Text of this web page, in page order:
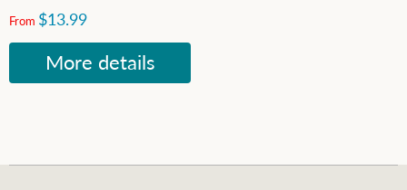
From $13.99
More details